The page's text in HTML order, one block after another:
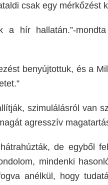
csak egy mérkőzést
a hír hallatán.”-
benyújtottuk, és a
szimulálásról van
agresszív
de egyből
mindenki
anélkül, hogy